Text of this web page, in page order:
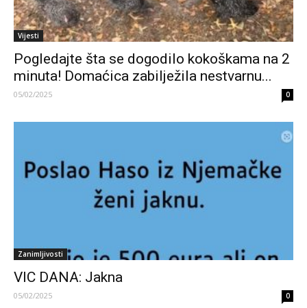
Vijesti
Pogledajte šta se dogodilo kokoškama na 2
minuta! Domaćica zabilježila nestvarnu...
05/02/2025 0
Zanimljivosti
VIC DANA: Jakna
05/02/2025 0